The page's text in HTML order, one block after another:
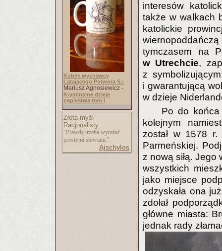
Kubek wyznawcy
Latającego Potwora S.:
Mariusz Agnosiewicz -
Kryminalne dzieje
papiestwa tom I
Złota myśl
Racjonalisty:
"Prawdę trzeba wyrażać
prostymi słowami."
Ajschylos
interesów
także w walkach
katolickie
tymczasem na
w Utrechcie,
z
i gwarantującą
w dzieje
Po do końca
kolejnym
został w 1578 r.
Parmeńskiej.
z nową siłą. Jego
wszystkich
jako miejsce
odzyskała ona
zdołał
główne miasta:
jednak rady